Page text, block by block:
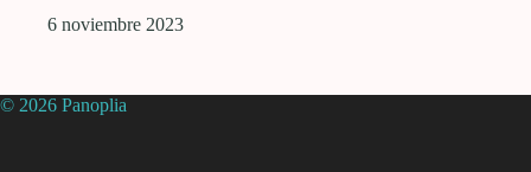
6 noviembre 2023
© 2026 Panoplia